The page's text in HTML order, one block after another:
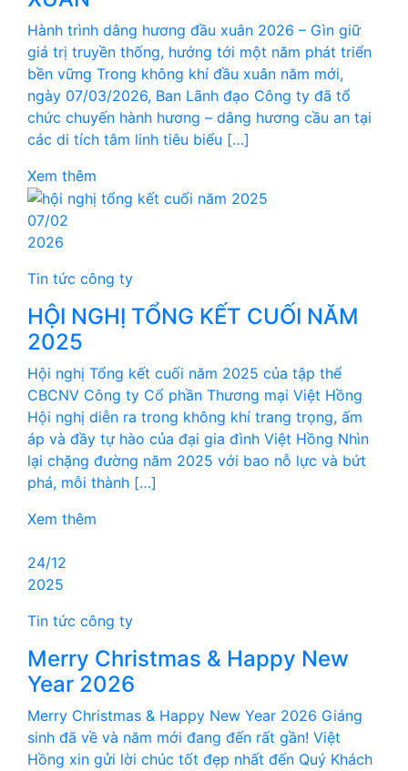
Hành trình dâng hương đầu xuân 2026 – Gìn giữ
giá trị truyền thống, hướng tới một năm phát triển
bền vững Trong không khí đầu xuân năm mới,
ngày 07/03/2026, Ban Lãnh đạo Công ty đã tổ
chức chuyến hành hương – dâng hương cầu an tại
các di tích tâm linh tiêu biểu […]
Xem thêm
07/02
2026
Tin tức công ty
HỘI NGHỊ TỔNG KẾT CUỐI NĂM
2025
Hội nghị Tổng kết cuối năm 2025 của tập thể
CBCNV Công ty Cổ phần Thương mại Việt Hồng
Hội nghị diễn ra trong không khí trang trọng, ấm
áp và đầy tự hào của đại gia đình Việt Hồng Nhìn
lại chặng đường năm 2025 với bao nỗ lực và bứt
phá, mỗi thành […]
Xem thêm
24/12
2025
Tin tức công ty
Merry Christmas & Happy New
Year 2026
Merry Christmas & Happy New Year 2026 Giáng
sinh đã về và năm mới đang đến rất gần! Việt
Hồng xin gửi lời chúc tốt đẹp nhất đến Quý Khách